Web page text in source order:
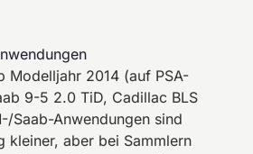
Modelljahr 2014 (auf PSA-
9-5 2.0 TiD, Cadillac BLS
Saab-Anwendungen sind
kleiner, aber bei Sammlern